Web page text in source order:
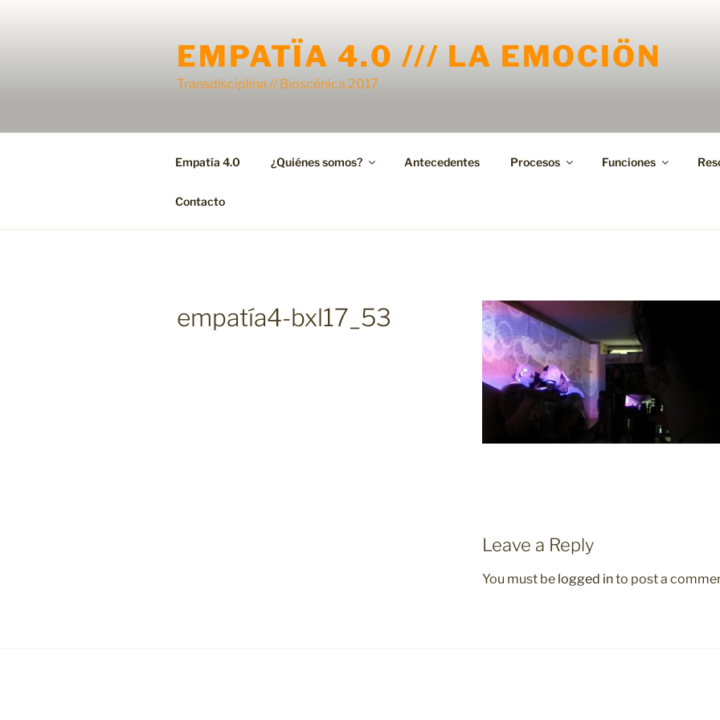
EMPATÏA 4.0 /// LA EMOCIÖN
Transdisciplina // Bioscénica 2017
Empatía 4.0 ¿Quiénes somos? Antecedentes Procesos Funciones
Contacto
empatía4-bxl17_53
Leave a Reply
You must be logged into post a